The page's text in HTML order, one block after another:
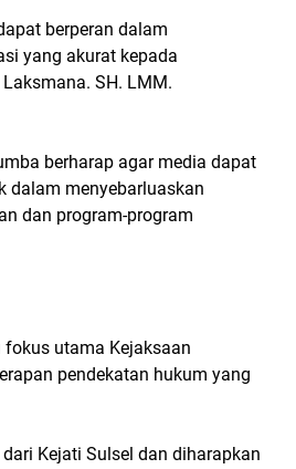
berperan dalam
yang akurat kepada
SH. LMM.
berharap agar media dapat
dalam menyebarluaskan
dan program-program
utama Kejaksaan
pendekatan hukum yang
Kejati Sulsel dan diharapkan